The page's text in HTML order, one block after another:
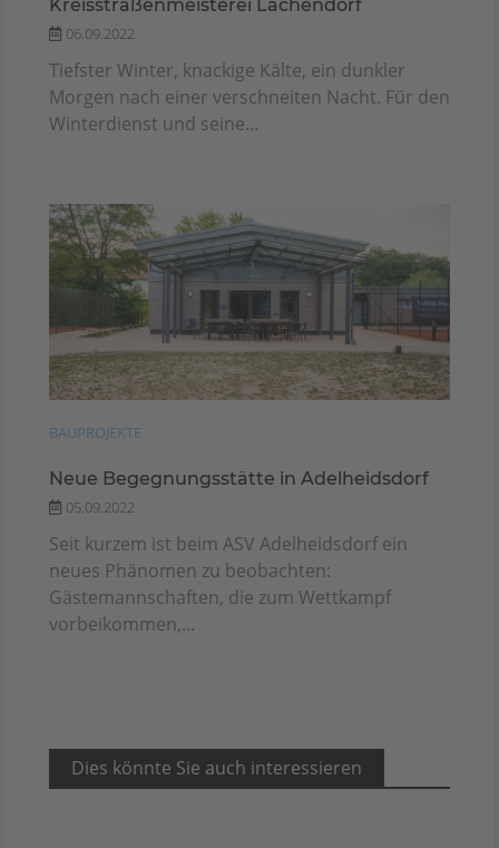
Kreisstraßenmeisterei Lachendorf
06.09.2022
Tiefster Winter, knackige Kälte, ein dunkler
Morgen nach einer verschneiten Nacht. Für den
Winterdienst und seine...
BAUPROJEKTE
Neue Begegnungsstätte in Adelheidsdorf
05.09.2022
Seit kurzem ist beim ASV Adelheidsdorf ein
neues Phänomen zu beobachten:
Gästemannschaften, die zum Wettkampf
vorbeikommen,...
Dies könnte Sie auch interessieren